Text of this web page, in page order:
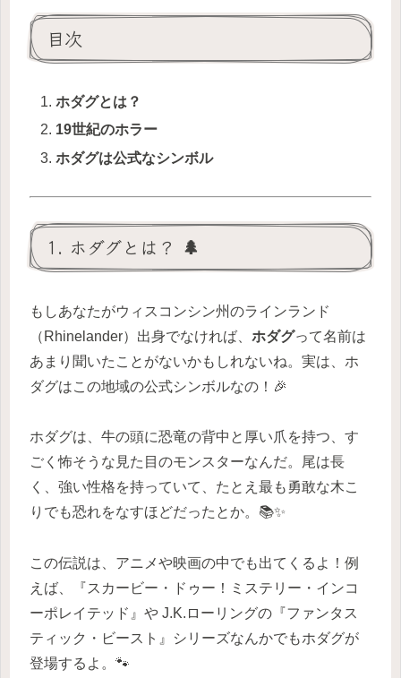
目次
ホダグとは？
19世紀のホラー
ホダグは公式なシンボル
1. ホダグとは？ 🌲
もしあなたがウィスコンシン州のラインランド
（Rhinelander）出身でなければ、 ホダグって名前は
あまり聞いたことがないかもしれないね。実は、ホ
ダグはこの地域の公式シンボルなの！🎉
ホダグは、牛の頭に恐竜の背中と厚い爪を持つ、す
ごく怖そうな見た目のモンスターなんだ。尾は長
く、強い性格を持っていて、たとえ最も勇敢な木こ
りでも恐れをなすほどだったとか。📚✨
この伝説は、アニメや映画の中でも出てくるよ！例
えば、『スカービー・ドゥー！ミステリー・インコ
ーポレイテッド』や J.K.ローリングの『ファンタス
ティック・ビースト』シリーズなんかでもホダグが
登場するよ。🐾